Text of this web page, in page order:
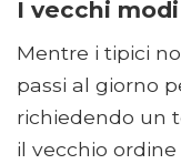
I vecchi
Mentre i tipici
passi al giorno
richiedendo un
il vecchio